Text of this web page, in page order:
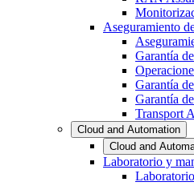
Aseguramiento
Garantía
Garantía
Garantía
Transport
Cloud and Automation
Cloud and
Laboratorio y